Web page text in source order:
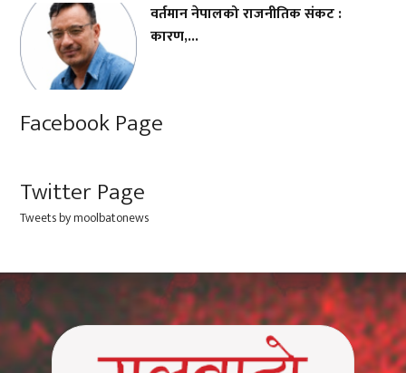
वर्तमान नेपालको राजनीतिक संकट :
कारण,...
Facebook Page
Twitter Page
Tweets by moolbatonews